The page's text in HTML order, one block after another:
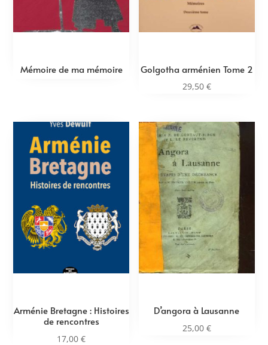
Mémoire de ma mémoire Golgotha arménien Tome 2
29,50 €
Arménie Bretagne : Histoires
de rencontres
17,00€
D’angora à Lausanne
25,00 €